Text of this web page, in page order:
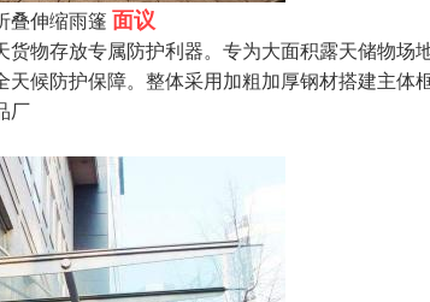
叠伸缩雨篷 面议
货物存放专属防护利器。专为大面积露天储物
天候防护保障。整体采用加粗加厚钢材搭建主
厂